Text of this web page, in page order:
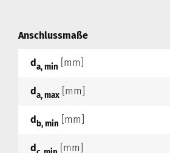
Anschlussmaße
da, min [mm]
da, max [mm]
d b, min [mm]
d [mm]